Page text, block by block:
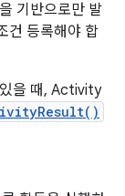
기반으로만 발
건 등록해야 합
을 때, Activity